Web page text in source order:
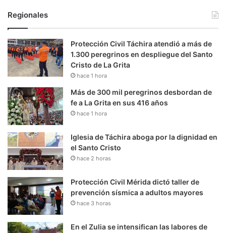
Regionales
Protección Civil Táchira atendió a más de
1.300 peregrinos en despliegue del Santo
Cristo de La Grita
hace 1 hora
Más de 300 mil peregrinos desbordan de
fe a La Grita en sus 416 años
hace 1 hora
Iglesia de Táchira aboga por la dignidad en
el Santo Cristo
hace 2 horas
Protección Civil Mérida dictó taller de
prevención sísmica a adultos mayores
hace 3 horas
En el Zulia se intensifican las labores de